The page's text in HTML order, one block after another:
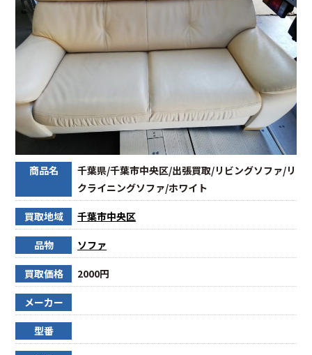
商品名
千葉県/千葉市中央区/出張買取/リビングソファ/リ
クライニングソファ/ホワイト
買取地域 千葉市中央区
品物 ソファ
買取価格 2000円
メーカー
型番